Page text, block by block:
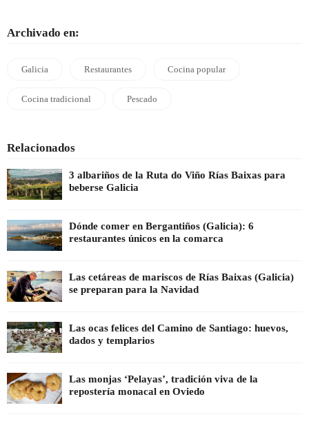
Archivado en:
Galicia Restaurantes Cocina popular
Cocina tradicional Pescado
Relacionados
3 albariños de la Ruta do Viño Rías Baixas para
beberse Galicia
Dónde comer en Bergantiños (Galicia): 6
restaurantes únicos en la comarca
Las cetáreas de mariscos de Rías Baixas (Galicia)
se preparan para la Navidad
Las ocas felices del Camino de Santiago: huevos,
dados y templarios
Las monjas ‘Pelayas’, tradición viva de la
repostería monacal en Oviedo